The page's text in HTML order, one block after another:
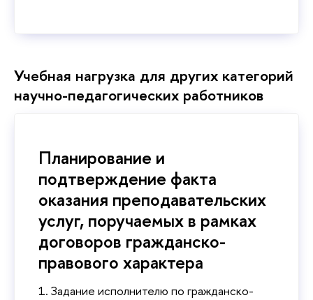
Учебная нагрузка для других категорий
научно-педагогических работников
Планирование и
подтверждение факта
оказания преподавательских
услуг, поручаемых в рамках
договоров гражданско-
правового характера
1. Задание исполнителю по гражданско-